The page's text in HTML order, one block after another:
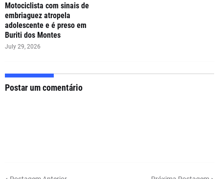
Motociclista com sinais de
embriaguez atropela
adolescente e é preso em
Buriti dos Montes
July 29, 2026
Postar um comentário